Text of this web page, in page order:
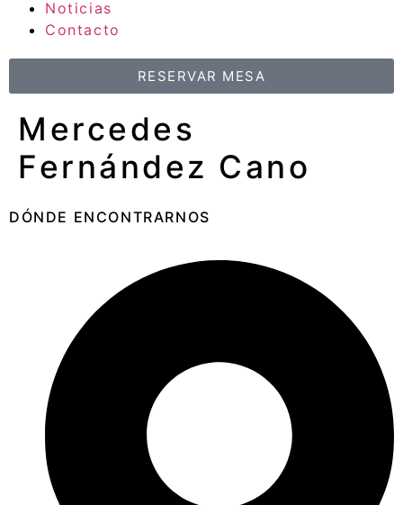
Noticias
Contacto
RESERVAR MESA
Mercedes
Fernández Cano
DÓNDE ENCONTRARNOS